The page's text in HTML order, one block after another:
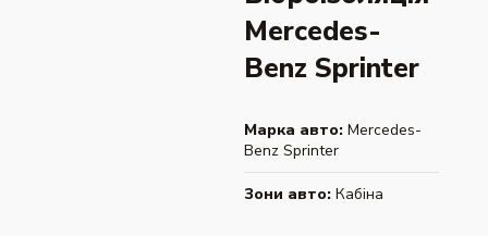
Mercedes-
Benz Sprinter
Марка авто: Mercedes-
Benz Sprinter
Зони авто: Кабіна